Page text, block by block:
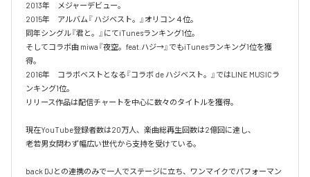
2013年　メジャーデビュー。
2015年　アルバム『 ハジベスト。』オリコン４位。
同年シングル『君と。』にてiTunesランキング1位。
そしてコラボ曲 miwa『夜空。feat.ハジ→』でもiTunesランキング1位を獲
得。
2016年　コラボベストとなる『コラボ de ハジベスト。』ではLINE MUSICラ
ンキング1位。
リリース作品は配信チャートを中心に数々のタイトルを獲得。
現在YouTube登録者数は20万人、楽曲総再生回数は2億回に達し、
老若男女問わず幅広い世代から支持を受けている。
back DJとの連携のみで一人でステージに立ち、ワンマイクでパフォーマン